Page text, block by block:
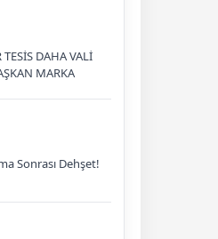
TESİS DAHA VALİ
MARKA
Sonrası Dehşet!